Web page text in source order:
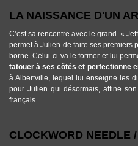
LA NAISSANCE D'UN
C’est sa rencontre avec le grand «
permet à Julien de faire ses premiers
borne. Celui-ci va le former et lui
tatouer à ses côtés et perfectionne
à Albertville, lequel lui enseigne les
pour Julien qui désormais, affine
français.
CLOCKWORD NEEDLE